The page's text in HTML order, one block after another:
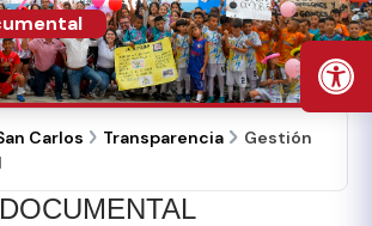
Carlos Transparencia
Gestión